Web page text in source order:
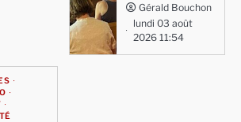
Gérald Bouchon
lundi 03 août
2026 11:54